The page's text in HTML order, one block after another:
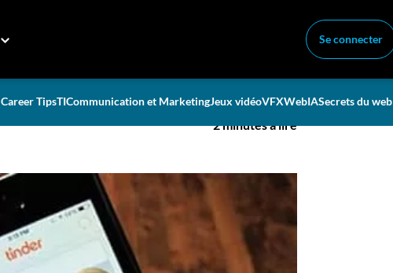
Se connecter
Career TipsTICommunication et MarketingJeux vidéoVFXWebIASecrets du web
2 minutes à lire